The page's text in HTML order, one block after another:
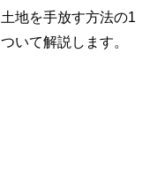
地を手放す方法の1
いて解説します。